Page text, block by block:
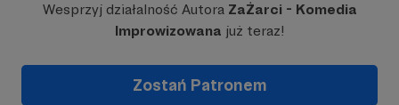
Wesprzyj działalność Autora ZaŻarci - Komedia
Improwizowana już teraz!
Zostań Patronem